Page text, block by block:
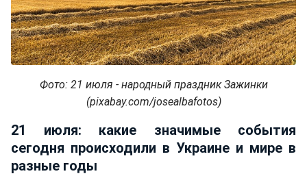
Фото: 21 июля - народный праздник Зажинки
(pixabay.com/josealbafotos)
21 июля: какие значимые события
сегодня происходили в Украине и мире в
разные годы